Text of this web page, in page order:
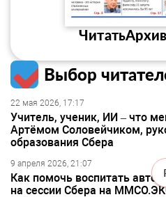
ЧитатьАрхив
Выбор
22 мая 2026, 17:17
Учитель, ученик, ИИ – что
Артёмом Соловейчиком,
образования Сбера
9 апреля 2026, 21:07
Как помочь воспитать
на сессии Сбера на